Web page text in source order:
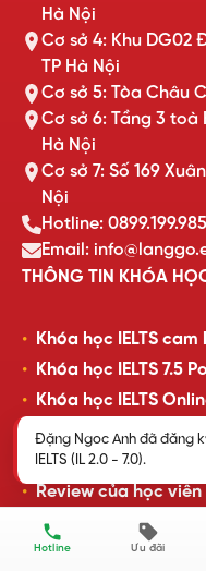
Hotline Ưu đãi
Đặng Ngoc Anh đã đăng
IELTS (IL 2.0 - 7.0).
Hà Nội
Cơ sở 4: Khu DG02
TP Hà Nội
Cơ sở 5: Tòa Châu
Cơ sở 6: Tầng 3 toà
Hà Nội
Cơ sở 7: Số 169
Nội
Hotline: 0899.199.985
Email:
THÔNG TIN KHÓA
Khóa học IELTS
Khóa học IELTS 7.5
Khóa học IELTS
Khóa học IELTS cấp
Lịch khai giảng lớp
Review của học viên